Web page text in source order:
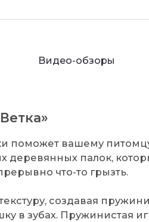
Видео-обзоры
поможет вашему
деревянных палок,
что-то грызть.
создавая
в зубах. Пружинистая